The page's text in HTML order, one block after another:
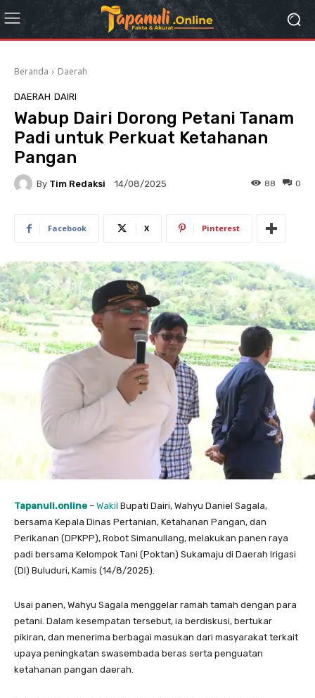
Beranda Daerah
DAERAH DAIRI
Wabup Dairi Dorong Petani Tanam
Padi untuk Perkuat Ketahanan
Pangan
By Tim Redaksi 14/08/2025 0
88
Facebook X Pinterest
Tapanuli.online – Wakil Bupati Dairi, Wahyu Daniel Sagala,
bersama Kepala Dinas Pertanian, Ketahanan Pangan, dan
Perikanan (DPKPP), Robot Simanullang, melakukan panen raya
padi bersama Kelompok Tani (Poktan) Sukamaju di Daerah Irigasi
(DI) Buluduri, Kamis (14/8/2025).
Usai panen, Wahyu Sagala menggelar ramah tamah dengan para
petani. Dalam kesempatan tersebut, ia berdiskusi, bertukar
pikiran, dan menerima berbagai masukan dari masyarakat terkait
upaya peningkatan swasembada beras serta penguatan
ketahanan pangan daerah.